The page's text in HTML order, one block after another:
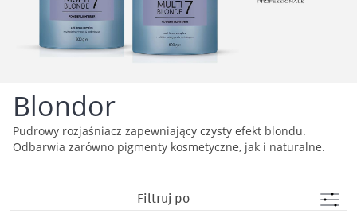
Blondor
Pudrowy rozjaśniacz zapewniający czysty efekt blondu.
Odbarwia zarówno pigmenty kosmetyczne, jak i naturalne.
Filtruj po